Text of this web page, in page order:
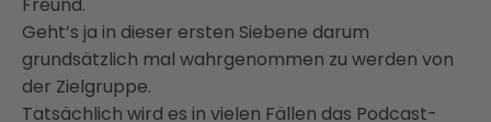
Freund.
Geht’s ja in dieser ersten Siebene darum
grundsätzlich mal wahrgenommen zu werden von
der Zielgruppe.
Tatsächlich wird es in vielen Fällen das Podcast-